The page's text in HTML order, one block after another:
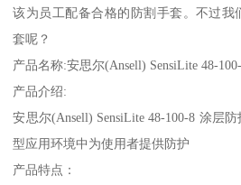
该为员工配备合格的防割手套。不过我
套呢？
产品名称:安思尔(Ansell) SensiLite 48-
产品介绍:
安思尔(Ansell) SensiLite 48-100-8 涂层
型应用环境中为使用者提供防护
产品特点：